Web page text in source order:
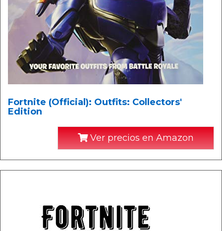
Fortnite (Official): Outfits: Collectors'
Edition
Ver precios en Amazon